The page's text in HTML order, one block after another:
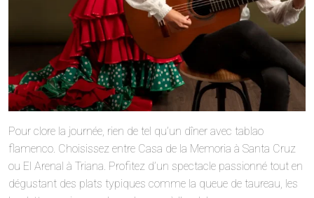
Pour clore la journée, rien de tel qu’un dîner avec tablao
flamenco. Choisissez entre Casa de la Memoria à Santa Cruz
ou El Arenal à Triana. Profitez d’un spectacle passionné tout en
dégustant des plats typiques comme la queue de taureau, les